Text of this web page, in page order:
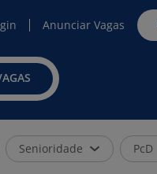
Anunciar Vagas
Senioridade PcD